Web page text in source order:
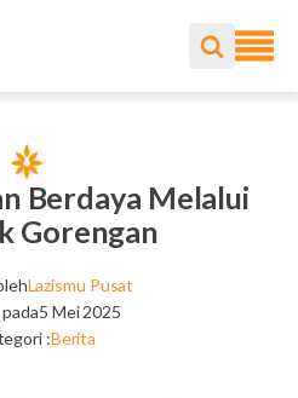
Berdaya Melalui
Gorengan
Lazismu Pusat
5 Mei 2025
:Berita